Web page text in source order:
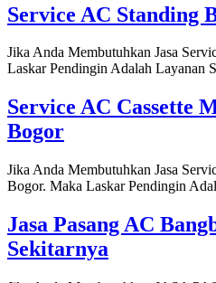
Service AC Standing
Jika Anda Membutuhkan Jasa
Laskar Pendingin Adalah Layanan
Service AC Cassette
Bogor
Jika Anda Membutuhkan Jasa
Bogor. Maka Laskar Pendingin
Jasa Pasang AC
Sekitarnya